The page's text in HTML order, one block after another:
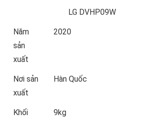
LG DVHP09W
Năm
sản
xuất
2020
Nơi sản
xuất
Hàn Quốc
Khối
9kg